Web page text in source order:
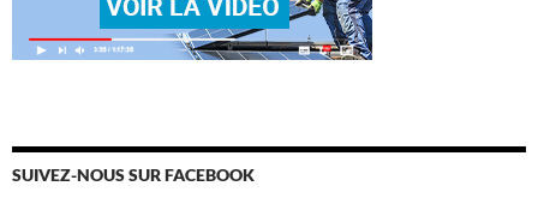
SUIVEZ-NOUS SUR FACEBOOK